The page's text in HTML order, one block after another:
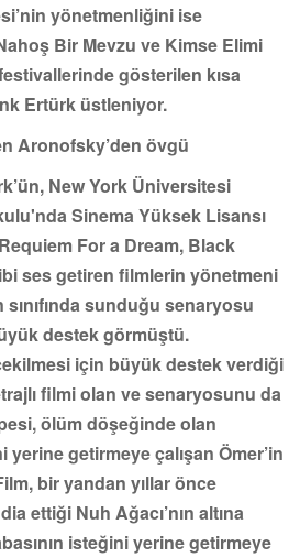
yönetmenliğini ise
Bir Mevzu ve Kimse Elimi
gösterilen kısa
Ertürk üstleniyor.
Aronofsky’den övgü
New York Üniversitesi
Sinema Yüksek Lisansı
For a Dream, Black
ses getiren filmlerin yönetmeni
sunduğu senaryosu
destek görmüştü.
için büyük destek verdiği
filmi olan ve senaryosunu da
ölüm döşeğinde olan
yerine getirmeye çalışan Ömer’in
bir yandan yıllar önce
ettiği Nuh Ağacı’nın altına
isteğini yerine getirmeye